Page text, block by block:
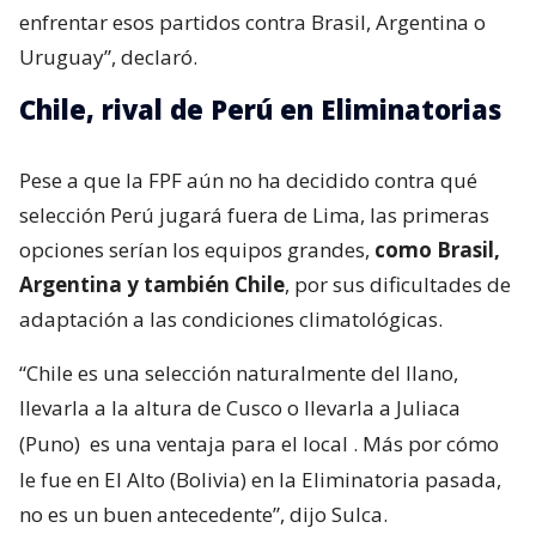
enfrentar esos partidos contra Brasil, Argentina o
Uruguay”, declaró.
Chile, rival de Perú en Eliminatorias
Pese a que la FPF aún no ha decidido contra qué
selección Perú jugará fuera de Lima, las primeras
opciones serían los equipos grandes, como Brasil,
Argentina y también Chile, por sus dificultades de
adaptación a las condiciones climatológicas.
“Chile es una selección naturalmente del llano,
llevarla a la altura de Cusco o llevarla a Juliaca
(Puno) es una ventaja para el local . Más por cómo
le fue en El Alto (Bolivia) en la Eliminatoria pasada,
no es un buen antecedente”, dijo Sulca.